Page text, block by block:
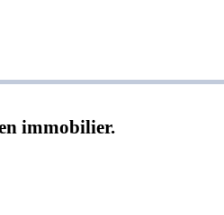
immobilier.